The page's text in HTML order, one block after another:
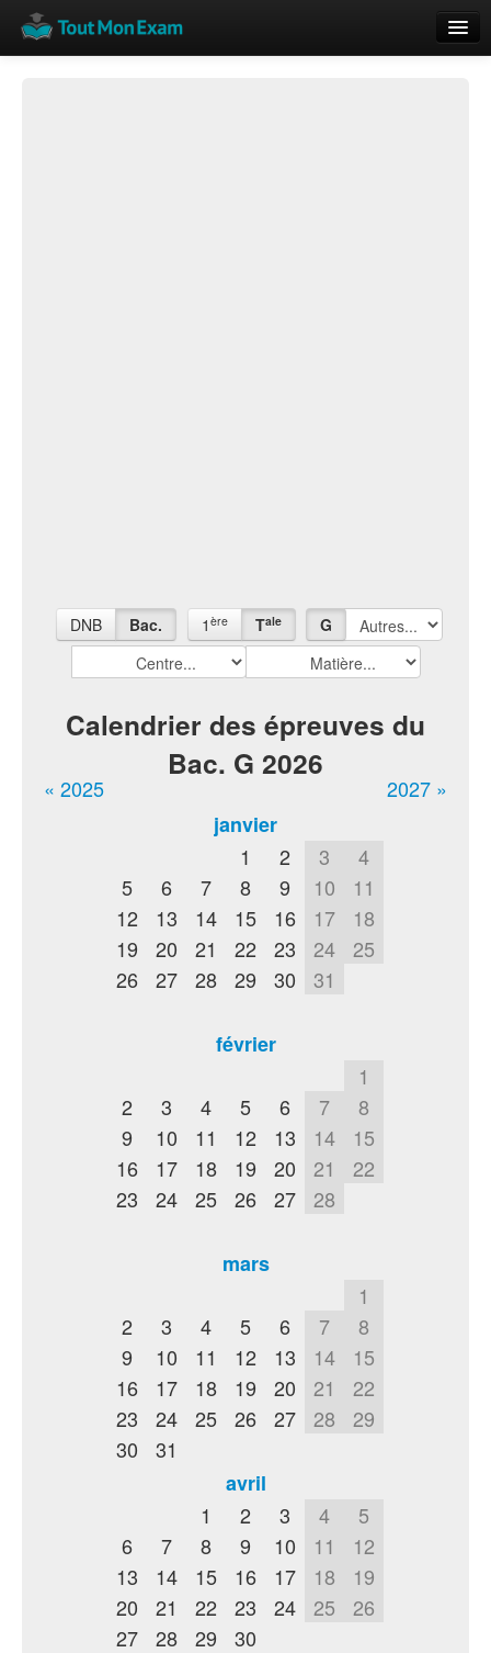
DNB Bac. 1 ère Tale G
Calendrier des épreuves du
Bac. G 2026
« 2025
2027 »
janvier
1
2 3
4
5
6 7 8 9 10
11
12
13 14 15 16 17
18
19
20 21 22 23 24
25
26
27 28 29 30 31
février
1
2
3 4 5 6 7
8
9
10 11 12 13 14
15
16
17 18 19 20 21
22
23
24 25 26 27 28
mars
1
2
3 4 5 6 7
8
9
10 11 12 13 14
15
16
17 18 19 20 21
22
23
24 25 26 27 28
29
30
31
avril
1
2 3 4
5
6
7 8 9 10 11
12
13
14 15 16 17 18
19
20
21 22 23 24 25
26
27
28 29 30